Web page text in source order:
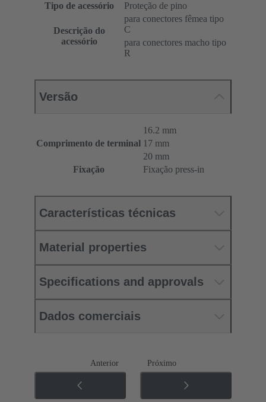
Tipo de acessório Proteção de pino
Descrição do
acessório
para conectores fêmea tipo
C
para conectores macho tipo
R
Versão
Comprimento de terminal
16.2 mm
17 mm
20 mm
Fixação
Fixação press-in
Características técnicas
Material properties
Specifications and approvals
Dados comerciais
Anterior Próximo